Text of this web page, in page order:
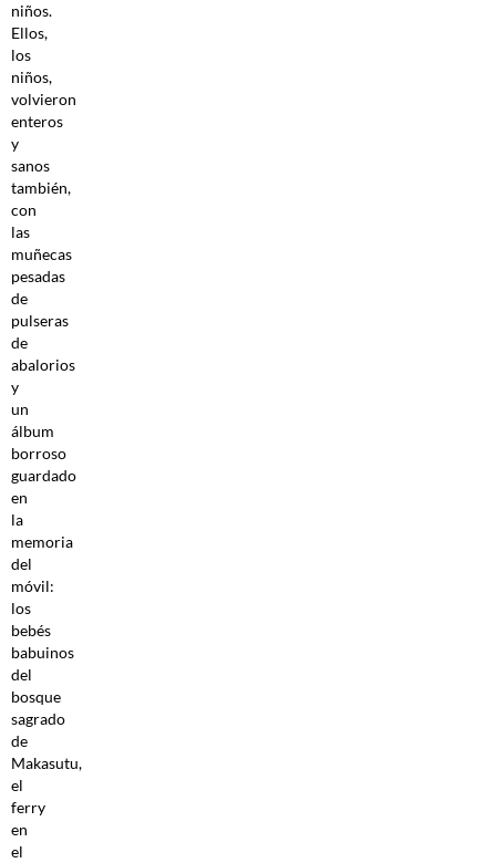
niños.
Ellos,
los
niños,
volvieron
enteros
y
sanos
también,
con
las
muñecas
pesadas
de
pulseras
de
abalorios
y
un
álbum
borroso
guardado
en
la
memoria
del
móvil:
los
bebés
babuinos
del
bosque
sagrado
de
Makasutu,
el
ferry
en
el